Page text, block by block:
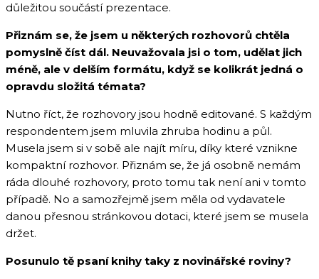
důležitou součástí prezentace.
Přiznám se, že jsem u některých rozhovorů chtěla
pomyslně číst dál. Neuvažovala jsi o tom, udělat jich
méně, ale v delším formátu, když se kolikrát jedná o
opravdu složitá témata?
Nutno říct, že rozhovory jsou hodně editované. S každým
respondentem jsem mluvila zhruba hodinu a půl.
Musela jsem si v sobě ale najít míru, díky které vznikne
kompaktní rozhovor. Přiznám se, že já osobně nemám
ráda dlouhé rozhovory, proto tomu tak není ani v tomto
případě. No a samozřejmě jsem měla od vydavatele
danou přesnou stránkovou dotaci, které jsem se musela
držet.
Posunulo tě psaní knihy taky z novinářské roviny?